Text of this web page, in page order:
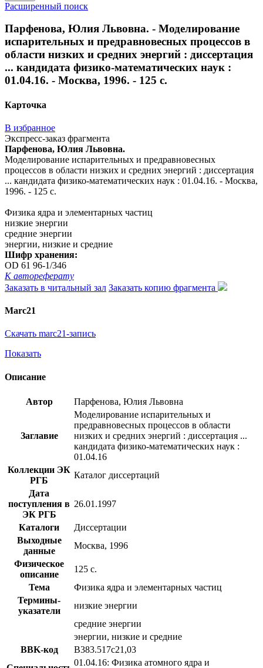
Расширенный поиск
Парфенова, Юлия Львовна. - Моделирование
испарительных и предравновесных процессов в
области низких и средних энергий : диссертация
... кандидата физико-математических наук :
01.04.16. - Москва, 1996. - 125 с.
Карточка
В избранное
Экспресс-заказ фрагмента
Парфенова, Юлия Львовна.
Моделирование испарительных и предравновесных
процессов в области низких и средних энергий : диссертация
... кандидата физико-математических наук : 01.04.16. - Москва,
1996. - 125 с.
Физика ядра и элементарных частиц
низкие энергии
средние энергии
энергии, низкие и средние
Шифр хранения:
OD 61 96-1/346
К автореферату
Заказать в читальный зал Заказать копию фрагмента
Marc21
Скачать marc21-запись
Показать
Описание
Автор Парфенова, Юлия Львовна
Заглавие
Моделирование испарительных и
предравновесных процессов в области
низких и средних энергий : диссертация ...
кандидата физико-математических наук :
01.04.16
Коллекции ЭК
РГБ
Каталог диссертаций
Дата
поступления в
ЭК РГБ
26.01.1997
Каталоги
Диссертации
Выходные
данные
Москва, 1996
Физическое
описание
125 с.
Тема
Физика ядра и элементарных частиц
Термины-
указатели
низкие энергии
средние энергии
энергии, низкие и средние
BBK-код
В383.517с21,03
01.04.16: Физика атомного ядра и